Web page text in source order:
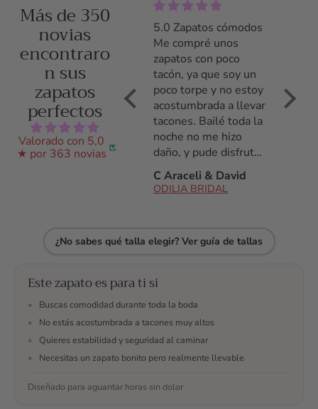
Más de 350
novias
encontraro
n sus
zapatos
perfectos
Valorado con 5,0
★ por 363 novias
5.0 Fantástico
Me compré los
zapatos Luna para mi
boda, son preciosos y
sobretodo, muy muy
cómodos. Yo no suelo
aguantar tacones, de
hecho, siempre voy
plana y cómoda. Me
estuve hablando con
resolvieron todas mis
dudas, me ayudaron
en todo momento a
escojer y finalmente
me decidí. No me
arrepiento y son los
podía tener para mi
5.0 Zapatos cómodos
Me compré unos
zapatos con poco
tacón, ya que soy un
poco torpe y no estoy
acostumbrada a llevar
tacones. Bailé toda la
noche no me hizo
daño, y pude disfrutar
de toda mi boda.
C Araceli & David
ODILIA BRIDAL
la
¿No sabes qué talla elegir? Ver guía de tallas
Este zapato es para ti si
•
Buscas comodidad durante toda la boda
•
No estás acostumbrada a tacones muy altos
•
Quieres estabilidad y seguridad al caminar
•
Necesitas un zapato bonito pero realmente llevable
Diseñado para aguantar horas sin dolor